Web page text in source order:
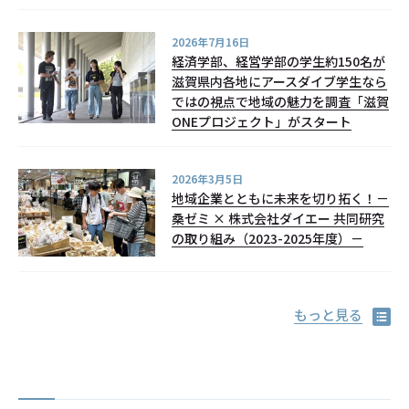
2026年7月16日
経済学部、経営学部の学生約150名が
滋賀県内各地にアースダイブ学生なら
ではの視点で地域の魅力を調査「滋賀
ONEプロジェクト」がスタート
2026年3月5日
地域企業とともに未来を切り拓く！－
桑ゼミ × 株式会社ダイエー 共同研究
の取り組み（2023-2025年度）－
もっと見る